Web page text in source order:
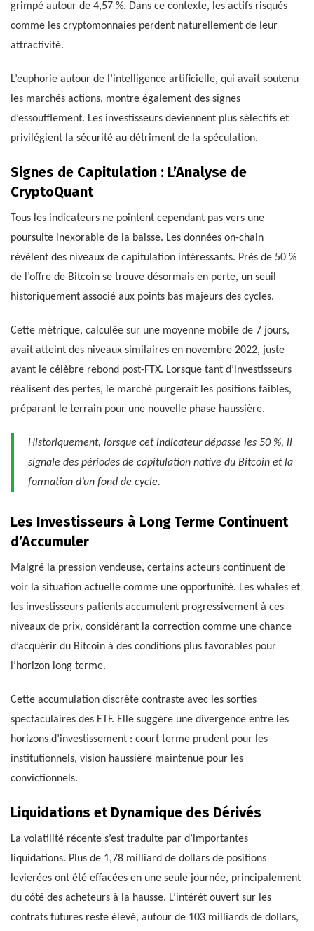
grimpé autour de 4,57 %. Dans ce contexte, les actifs risqués
comme les cryptomonnaies perdent naturellement de leur
attractivité.
L’euphorie autour de l’intelligence artificielle, qui avait soutenu
les marchés actions, montre également des signes
d’essoufflement. Les investisseurs deviennent plus sélectifs et
privilégient la sécurité au détriment de la spéculation.
Signes de Capitulation : L’Analyse de
CryptoQuant
Tous les indicateurs ne pointent cependant pas vers une
poursuite inexorable de la baisse. Les données on-chain
révèlent des niveaux de capitulation intéressants. Près de 50 %
de l’offre de Bitcoin se trouve désormais en perte, un seuil
historiquement associé aux points bas majeurs des cycles.
Cette métrique, calculée sur une moyenne mobile de 7 jours,
avait atteint des niveaux similaires en novembre 2022, juste
avant le célèbre rebond post-FTX. Lorsque tant d’investisseurs
réalisent des pertes, le marché purgerait les positions faibles,
préparant le terrain pour une nouvelle phase haussière.
Historiquement, lorsque cet indicateur dépasse les 50 %, il
signale des périodes de capitulation native du Bitcoin et la
formation d’un fond de cycle.
Les Investisseurs à Long Terme Continuent
d’Accumuler
Malgré la pression vendeuse, certains acteurs continuent de
voir la situation actuelle comme une opportunité. Les whales et
les investisseurs patients accumulent progressivement à ces
niveaux de prix, considérant la correction comme une chance
d’acquérir du Bitcoin à des conditions plus favorables pour
l’horizon long terme.
Cette accumulation discrète contraste avec les sorties
spectaculaires des ETF. Elle suggère une divergence entre les
horizons d’investissement : court terme prudent pour les
institutionnels, vision haussière maintenue pour les
convictionnels.
Liquidations et Dynamique des Dérivés
La volatilité récente s’est traduite par d’importantes
liquidations. Plus de 1,78 milliard de dollars de positions
levierées ont été effacées en une seule journée, principalement
du côté des acheteurs à la hausse. L’intérêt ouvert sur les
contrats futures reste élevé, autour de 103 milliards de dollars,